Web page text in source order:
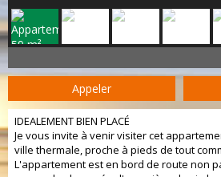
Appeler
IDEALEMENT BIEN PLACÉ
Je vous invite à venir visiter cet
ville thermale, proche à pieds de tout
L'appartement est en bord de route non